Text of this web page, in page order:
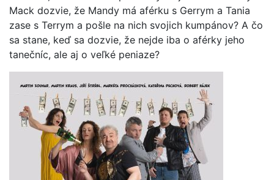
Mack dozvie, že Mandy má aférku s Gerrym a Tania
zase s Terrym a pošle na nich svojich kumpánov? A čo
sa stane, keď sa dozvie, že nejde iba o aférky jeho
tanečníc, ale aj o veľké peniaze?